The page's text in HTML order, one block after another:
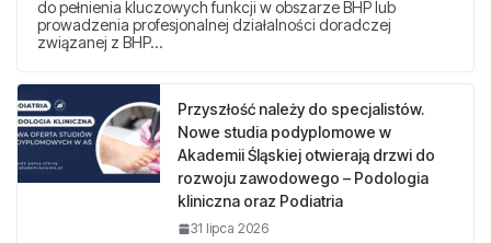
do pełnienia kluczowych funkcji w obszarze BHP lub
prowadzenia profesjonalnej działalności doradczej
związanej z BHP…
Przyszłość należy do specjalistów.
Nowe studia podyplomowe w
Akademii Śląskiej otwierają drzwi do
rozwoju zawodowego – Podologia
kliniczna oraz Podiatria
31 lipca 2026